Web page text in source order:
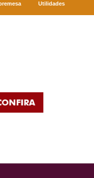
Utilidades